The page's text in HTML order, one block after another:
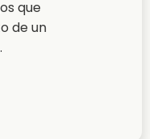
que
de un